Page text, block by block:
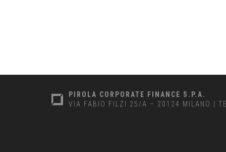
PIROLA CORPORATE FINANCE S.P.A.
VIA FABIO FILZI 25/A – 20124 MILANO